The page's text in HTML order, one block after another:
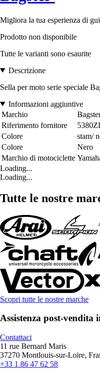
Migliora la tua esperienza di
Prodotto non disponibile
Tutte le varianti sono esaurite
Descrizione
Sella per moto serie speciale
Informazioni aggiuntive
Marchio
Riferimento fornitore
Colore
stam/
Colore
Nero
Marchio di motociclette
Loading...
Loading...
Tutte le nostre
Scopri tutte le nostre marche
Assistenza post-vendita
Contattaci
11 rue Bernard Maris
37270 Montlouis-sur-Loire,
+33 1 86 47 62 58